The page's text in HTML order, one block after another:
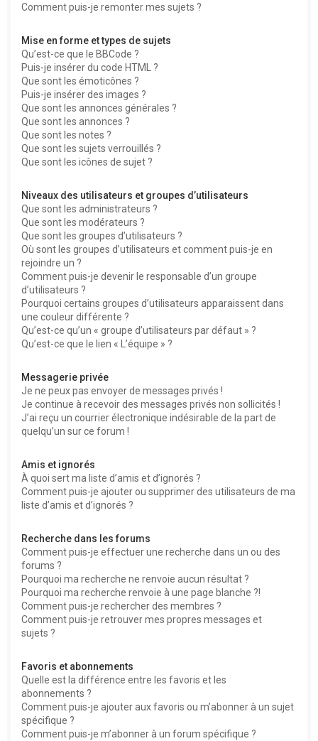
Comment puis-je remonter mes sujets ?
Mise en forme et types de sujets
Qu’est-ce que le BBCode ?
Puis-je insérer du code HTML ?
Que sont les émoticônes ?
Puis-je insérer des images ?
Que sont les annonces générales ?
Que sont les annonces ?
Que sont les notes ?
Que sont les sujets verrouillés ?
Que sont les icônes de sujet ?
Niveaux des utilisateurs et groupes d’utilisateurs
Que sont les administrateurs ?
Que sont les modérateurs ?
Que sont les groupes d’utilisateurs ?
Où sont les groupes d’utilisateurs et comment puis-je en
rejoindre un ?
Comment puis-je devenir le responsable d’un groupe
d’utilisateurs ?
Pourquoi certains groupes d’utilisateurs apparaissent dans
une couleur différente ?
Qu’est-ce qu’un « groupe d’utilisateurs par défaut » ?
Qu’est-ce que le lien « L’équipe » ?
Messagerie privée
Je ne peux pas envoyer de messages privés !
Je continue à recevoir des messages privés non sollicités !
J’ai reçu un courrier électronique indésirable de la part de
quelqu’un sur ce forum !
Amis et ignorés
À quoi sert ma liste d’amis et d’ignorés ?
Comment puis-je ajouter ou supprimer des utilisateurs de ma
liste d’amis et d’ignorés ?
Recherche dans les forums
Comment puis-je effectuer une recherche dans un ou des
forums ?
Pourquoi ma recherche ne renvoie aucun résultat ?
Pourquoi ma recherche renvoie à une page blanche ?!
Comment puis-je rechercher des membres ?
Comment puis-je retrouver mes propres messages et
sujets ?
Favoris et abonnements
Quelle est la différence entre les favoris et les
abonnements ?
Comment puis-je ajouter aux favoris ou m’abonner à un sujet
spécifique ?
Comment puis-je m’abonner à un forum spécifique ?